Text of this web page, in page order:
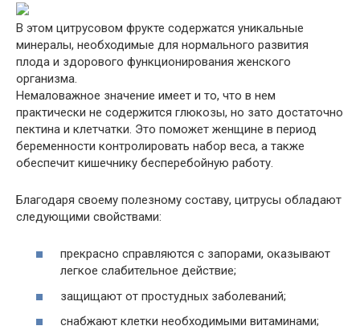
В этом цитрусовом фрукте содержатся уникальные
минералы, необходимые для нормального развития
плода и здорового функционирования женского
организма.
Немаловажное значение имеет и то, что в нем
практически не содержится глюкозы, но зато достаточно
пектина и клетчатки. Это поможет женщине в период
беременности контролировать набор веса, а также
обеспечит кишечнику бесперебойную работу.
Благодаря своему полезному составу, цитрусы обладают
следующими свойствами:
прекрасно справляются с запорами, оказывают
легкое слабительное действие;
защищают от простудных заболеваний;
снабжают клетки необходимыми витаминами;